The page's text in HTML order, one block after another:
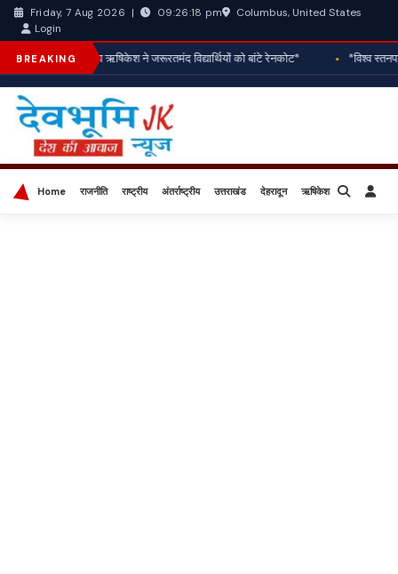
Friday, 7 Aug 2026 | 09:26:20 pm
Columbus, United States
Login
BREAKING*रोटरी क्लब ऋषिकेश ने जरूरतमंद विद्यार्थियों को बांटे रेनकोट* *विश्व
Home राजनीति राष्ट्रीय अंतर्राष्ट्रीय उत्तराखंड देहरादून ऋषिकेश बिज़नेस